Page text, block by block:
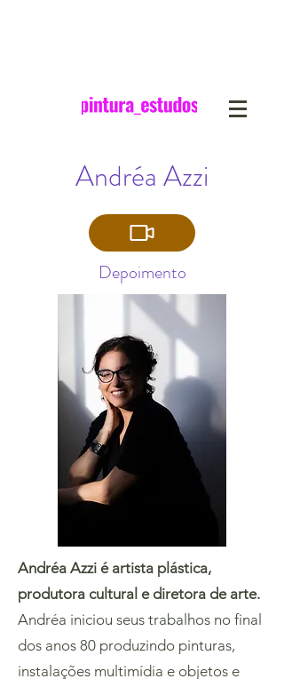
Andréa Azzi
Depoimento
Andréa Azzi é artista plástica,
produtora cultural e diretora de arte.
Andréa iniciou seus trabalhos no final
dos anos 80 produzindo pinturas,
instalações multimídia e objetos e